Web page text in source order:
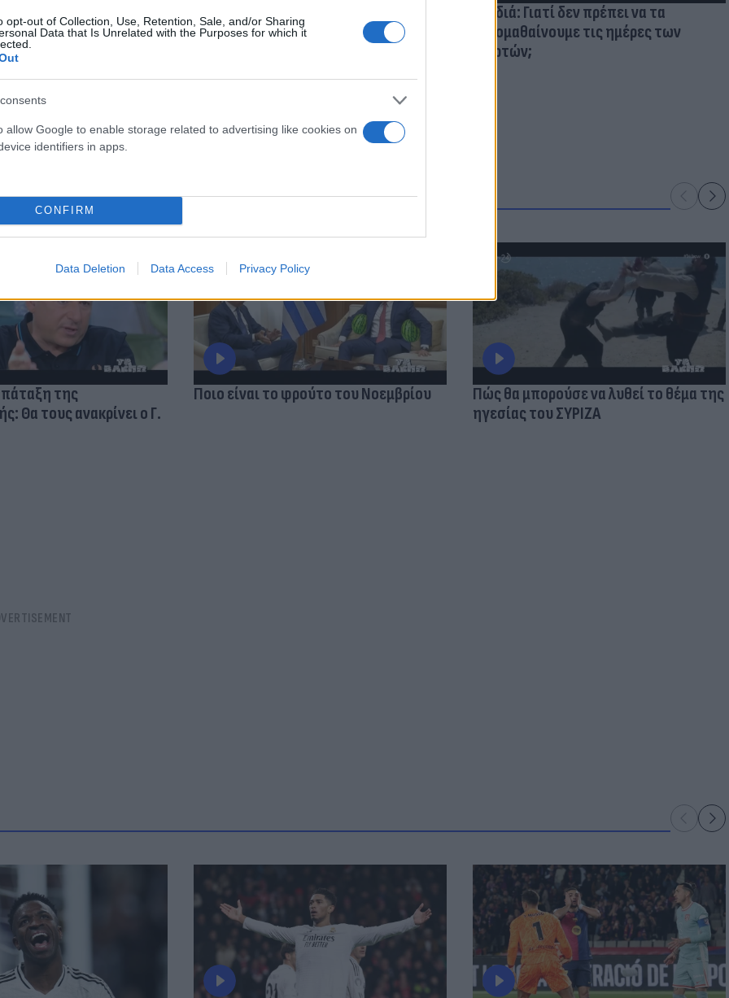
opt-out of Collection, Use, Retention, Sale, and/or Sharing
Data that Is Unrelated with the Purposes for which it
allow Google to enable storage related to advertising like cookies on
identifiers in apps.
CONFIRM
Data Deletion Data Access Privacy Policy
«Ονειρικό
Scenario) με τον
Δίαιτες εξπρές για να προλάβουμε τα
Χριστούγεννα
Παιδιά: Γιατί δεν πρέπει να τα
κακομαθαίνουμε τις ημέρες των
γιορτών;
της
Θα τους ανακρίνει ο Γ.
Ποιο είναι το φρούτο του Νοεμβρίου
Πώς θα μπορούσε να λυθεί το θέμα της
ηγεσίας του ΣΥΡΙΖΑ